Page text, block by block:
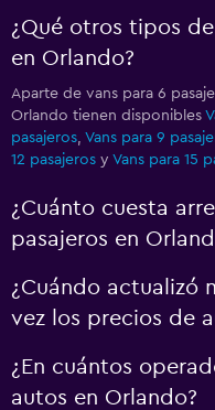
¿Qué otros tipos
en Orlando?
Aparte de vans para 6
Orlando tienen disponibles
pasajeros Vans para 9
12 pasajeros y Vans para 15
¿Cuánto cuesta
pasajeros en
¿Cuándo actualizó
vez los precios de
¿En cuántos
autos en Orlando?